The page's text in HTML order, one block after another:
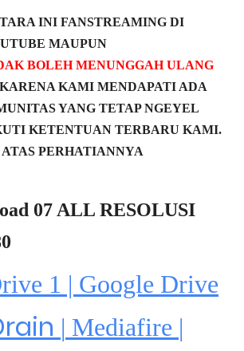
INI FANSTREAMING DI
MAUPUN
BOLEH MENUNGGAH ULANG
KAMI MENDAPATI ADA
YANG TETAP NGEYEL
KETENTUAN TERBARU KAMI.
PERHATIANNYA
07 ALL RESOLUSI
1 | Google Drive
| Mediafire |